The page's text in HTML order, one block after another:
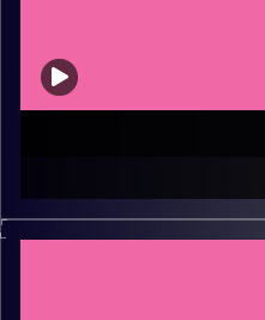
עומדת בעינה ואיך זה
ישפיע על החברה והמשק? האם סוג דם O משויך לאנשים